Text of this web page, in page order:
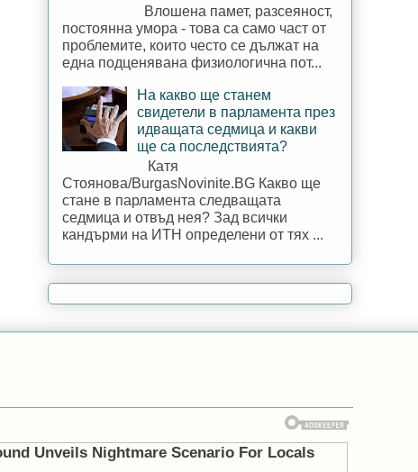
Влошена памет, разсеяност,
постоянна умора - това са само част от
проблемите, които често се дължат на
една подценявана физиологична пот...
На какво ще станем
свидетели в парламента през
идващата седмица и какви
ще са последствията?
Катя
Стоянова/BurgasNovinite.BG Какво ще
стане в парламента следващата
седмица и отвъд нея? Зад всички
кандърми на ИТН определени от тях ...